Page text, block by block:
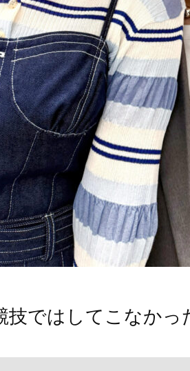
技ではしてこなかっ